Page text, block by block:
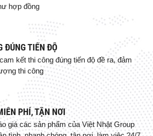
hợp đồng
ĐÚNG TIẾN ĐỘ
kết thi công đúng tiến độ đề ra, đảm
thi công
PHÍ, TẬN NƠI
giá các sản phẩm của Việt Nhật Group